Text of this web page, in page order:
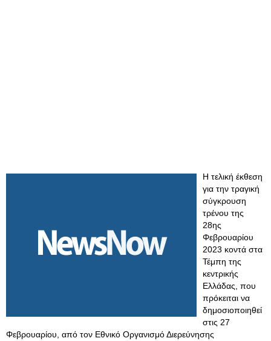
Η τελική έκθεση
για την τραγική
σύγκρουση
τρένου της
28ης
Φεβρουαρίου
2023 κοντά στα
Τέμπη της
κεντρικής
Ελλάδας, που
πρόκειται να
δημοσιοποιηθεί
στις 27
Φεβρουαρίου, από τον Εθνικό Οργανισμό Διερεύνησης